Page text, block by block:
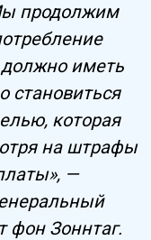
продолжим
иметь
становиться
которая
на штрафы
—
фон Зоннтаг.